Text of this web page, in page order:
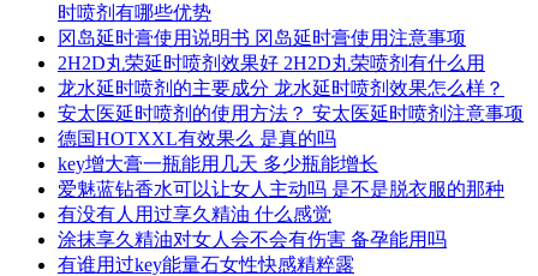
时喷剂有哪些优势
冈岛延时膏使用说明书 冈岛延时膏使用注意事项
2H2D丸荣延时喷剂效果好 2H2D丸荣喷剂有什么用
龙水延时喷剂的主要成分 龙水延时喷剂效果怎么样？
安太医延时喷剂的使用方法？ 安太医延时喷剂注意事项
德国HOTXXL有效果么 是真的吗
key增大膏一瓶能用几天 多少瓶能增长
爱魅蓝钻香水可以让女人主动吗 是不是脱衣服的那种
有没有人用过享久精油 什么感觉
涂抹享久精油对女人会不会有伤害 备孕能用吗
有谁用过key能量石女性快感精粹露